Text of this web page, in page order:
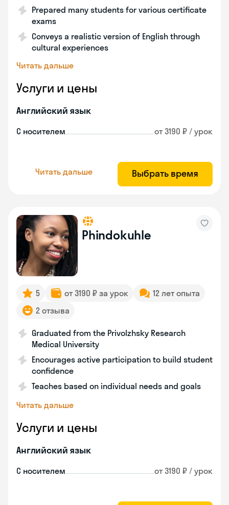
Prepared many students for various certificate
exams
Conveys a realistic version of English through
cultural experiences
Читать дальше
Услуги и цены
Английский язык
С носителем от 3190 ₽ / урок
Читать дальше Выбрать время
Phindokuhle
5 от 3190 ₽ за урок
12 лет опыта
2 отзыва
Graduated from the Privolzhsky Research
Medical University
Encourages active participation to build student
confidence
Teaches based on individual needs and goals
Читать дальше
Услуги и цены
Английский язык
С носителем от 3190 ₽ / урок